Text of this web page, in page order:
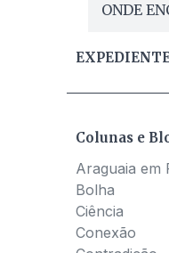
ONDE
Colunas e
Araguaia em
Bolha
Ciência
Conexão